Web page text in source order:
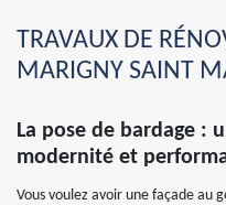
TRAVAUX DE
MARIGNY SAINT
La pose de bardage :
modernité et
Vous voulez avoir une façade au